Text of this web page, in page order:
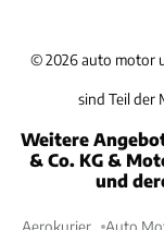
©2026 auto motor
sind Teil der
Weitere
& Co. KG &
und
Aerokurier Auto